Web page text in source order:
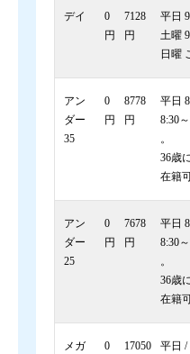
デイ
0
円
7128
円
平日
土曜
日曜
アン
ダー
35
0
円
8778
円
平日
8:30
。
36歳
在籍
アン
ダー
25
0
円
7678
円
平日
8:30
。
36歳
在籍
メガ
0
17050
平日